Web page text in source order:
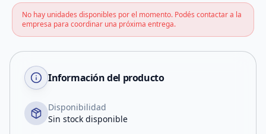
No hay unidades disponibles por el momento. Podés contactar a la
empresa para coordinar una próxima entrega.
Información del producto
Disponibilidad
Sin stock disponible